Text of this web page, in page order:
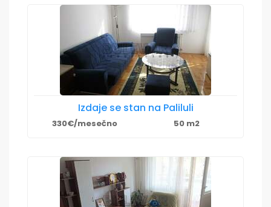
Izdaje se stan na Paliluli
330€/mesečno 50 m2